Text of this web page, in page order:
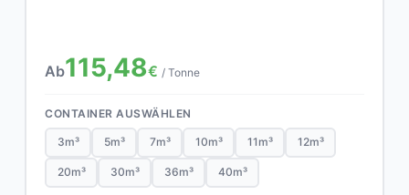
Ab115,48€ / Tonne
CONTAINER AUSWÄHLEN
3m³ 5m³ 7m³ 10m³ 11m³ 12m³
20m³ 30m³ 36m³ 40m³